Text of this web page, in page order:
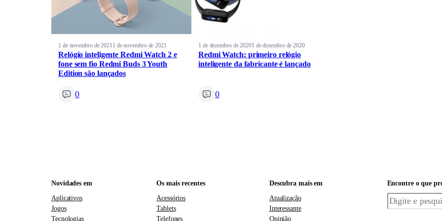
1 de novembro de 20211 de novembro de 2021
Relógio inteligente Redmi Watch 2 e
fone sem fio Redmi Buds 3 Youth
Edition são lançados
0
1 de dezembro de 20201 de dezembro de 2020
Redmi Watch: primeiro relógio
inteligente da fabricante é lançado
0
Novidades em
Aplicativos
Jogos
Tecnologias
Os mais recentes
Acessórios
Tablets
Telefones
Descubra mais em
Atualização
Interessante
Opinião
Encontre o que
Pesquisar